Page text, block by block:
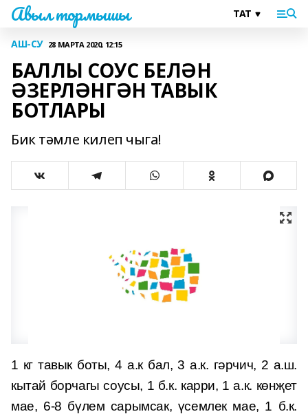
Авыл тормышы
АШ-СУ 28 МАРТА 2020, 12:15
БАЛЛЫ СОУС БЕЛӘН
ӘЗЕРЛӘНГӘН ТАВЫК
БОТЛАРЫ
Бик тәмле килеп чыга!
1 кг тавык боты, 4 а.к бал, 3 а.к. гәрчич, 2 а.ш.
кытай борчагы соусы, 1 б.к. карри, 1 а.к. көнҗет
мае, 6-8 бүлем сарымсак, үсемлек мае, 1 б.к.